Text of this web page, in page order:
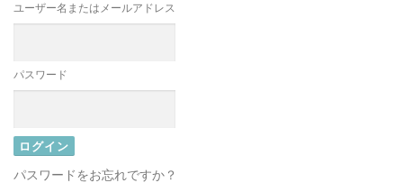
ユーザー名またはメールアドレス
パスワード
パスワードをお忘れですか？